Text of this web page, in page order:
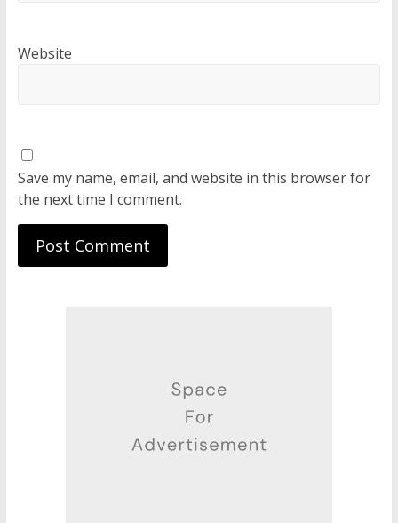
Website
Save my name, email, and website in this browser for
the next time I comment.